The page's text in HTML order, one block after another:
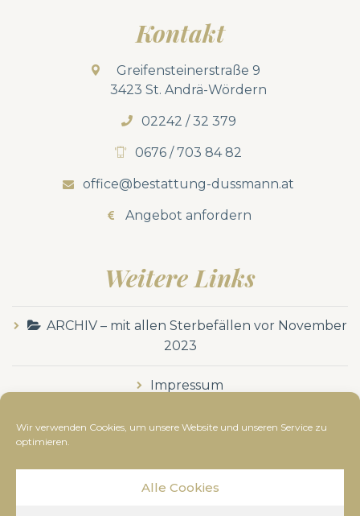
Wir verwenden Cookies, um unsere Website und unseren Service zu
optimieren.
Alle Cookies
Kontakt
Greifensteinerstraße 9
3423 St. Andrä-Wördern
02242 / 32 379
0676 / 703 84 82
office@bestattung-dussmann.at
Angebot anfordern
Weitere Links
ARCHIV – mit allen Sterbefällen vor November
2023
Impressum
Datenschutzerklärung